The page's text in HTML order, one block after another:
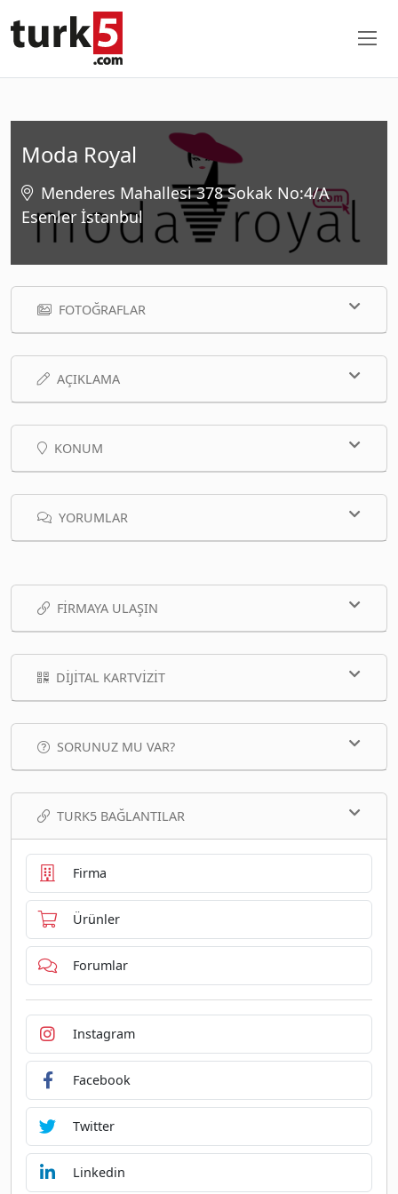
Moda Royal
Menderes Mahallesi 378 Sokak No:4/A
Esenler İstanbul
FOTOĞRAFLAR
AÇIKLAMA
KONUM
YORUMLAR
FIRMAYA ULAŞIN
DIJITAL KARTVIZIT
SORUNUZ MU VAR?
TURK5 BAĞLANTILAR
Firma
Ürünler
Forumlar
Instagram
Facebook
Twitter
Linkedin